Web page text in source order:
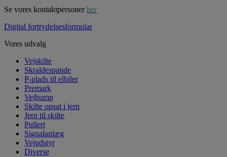
Se vores kontaktpersoner her
Digital fortrydelsesformular
Vores udvalg
Vejskilte
Skraldespande
P-plads til elbiler
Premark
Vejbump
Skilte opsat i jern
Jern til skilte
Pullert
Signalanlæg
Vejudstyr
Diverse